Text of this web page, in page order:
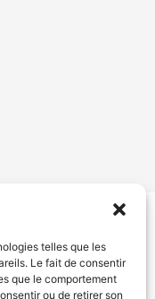
telles que les
Le fait de consentir
que le comportement
ou de retirer son